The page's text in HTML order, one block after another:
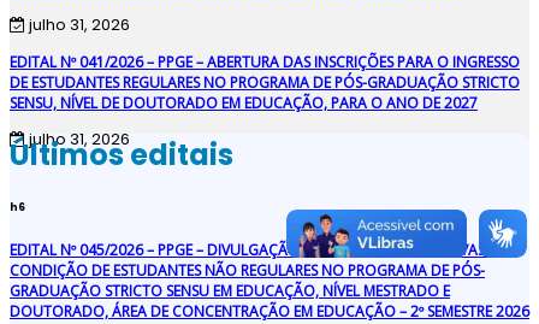
julho 31, 2026
EDITAL Nº 041/2026 – PPGE – ABERTURA DAS INSCRIÇÕES PARA O INGRESSO
DE ESTUDANTES REGULARES NO PROGRAMA DE PÓS-GRADUAÇÃO STRICTO
SENSU, NÍVEL DE DOUTORADO EM EDUCAÇÃO, PARA O ANO DE 2027
julho 31, 2026
Últimos editais
h6
EDITAL Nº 045/2026 – PPGE – DIVULGAÇÃO DOS/AS SELECIONADOS/AS NA
CONDIÇÃO DE ESTUDANTES NÃO REGULARES NO PROGRAMA DE PÓS-
GRADUAÇÃO STRICTO SENSU EM EDUCAÇÃO, NÍVEL MESTRADO E
DOUTORADO, ÁREA DE CONCENTRAÇÃO EM EDUCAÇÃO – 2º SEMESTRE 2026